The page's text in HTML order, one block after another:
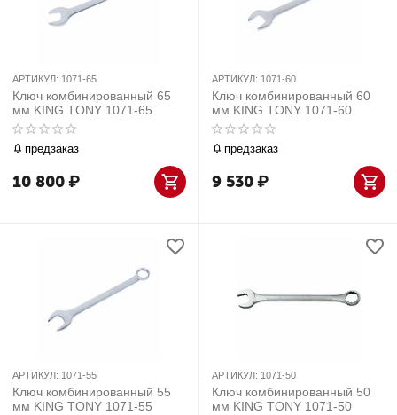
АРТИКУЛ: 1071-65
Ключ комбинированный 65
мм KING TONY 1071-65
предзаказ
10 800₽
АРТИКУЛ: 1071-60
Ключ комбинированный 60
мм KING TONY 1071-60
предзаказ
9 530₽
АРТИКУЛ: 1071-55
Ключ комбинированный 55
мм KING TONY 1071-55
АРТИКУЛ: 1071-50
Ключ комбинированный 50
мм KING TONY 1071-50